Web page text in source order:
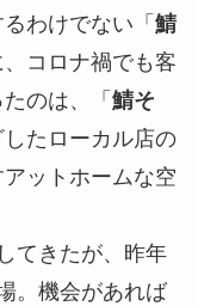
わけでない「 鯖
コロナ禍でも客
のは、「 鯖そ
たローカル店の
ットホームな空
てきたが、昨年
。機会があれば